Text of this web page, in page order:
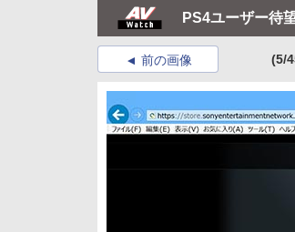
PS4ユーザー待
前の画像 (5/